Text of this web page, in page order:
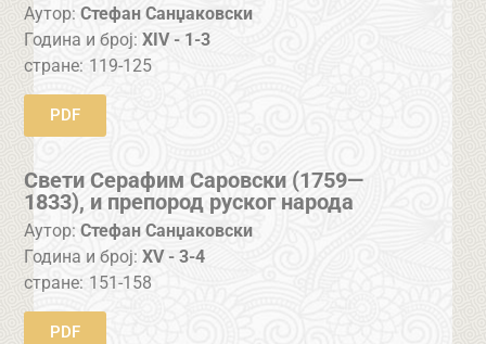
Аутор: Стефан Санџаковски
Година и број:XIV - 1-3
стране: 119-125
PDF
Свети Серафим Саровски (1759—
1833), и препород руског народа
Аутор: Стефан Санџаковски
Година и број:XV - 3-4
стране: 151-158
PDF